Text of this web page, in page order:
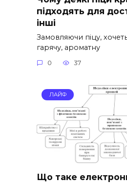
підходять для
інші
Замовляючи піцу,
гарячу, ароматну
0 37
ЛАЙФ
Що таке